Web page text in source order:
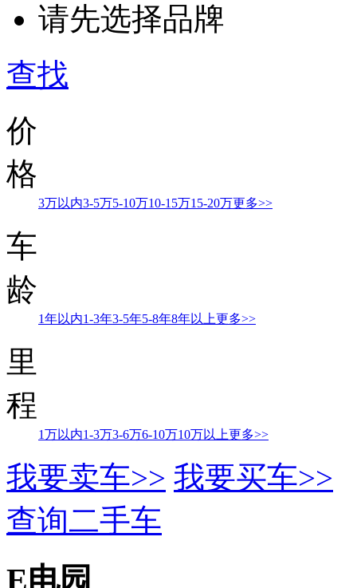
请先选择品牌
查找
价
格
3万以内3-5万5-10万10-15万15-20万更多>>
车
龄
1年以内1-3年3-5年5-8年8年以上更多>>
里
程
1万以内1-3万3-6万6-10万10万以上更多>>
我要卖车>> 我要买车>>
查询二手车
E电园